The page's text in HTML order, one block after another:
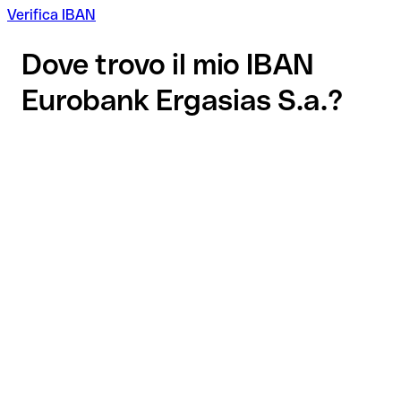
Verifica IBAN
Dove trovo il mio IBAN
Eurobank Ergasias S.a.?